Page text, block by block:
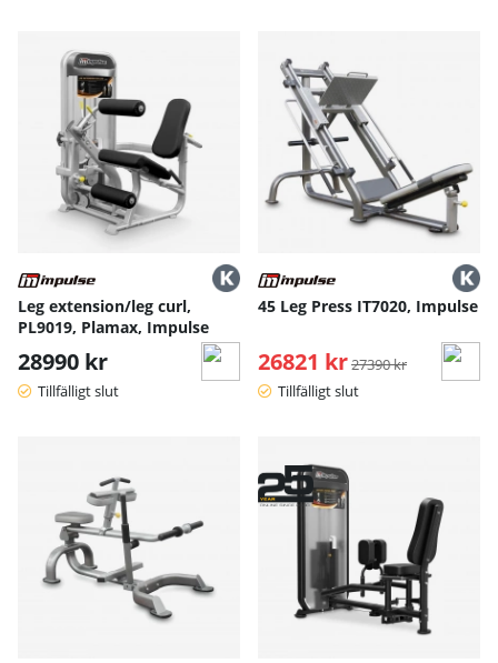
Leg extension/leg curl,
PL9019, Plamax, Impulse
28990 kr
Tillfälligt slut
45 Leg Press IT7020, Impulse
26821 kr Ordinarie pris:
27390 kr
Tillfälligt slut